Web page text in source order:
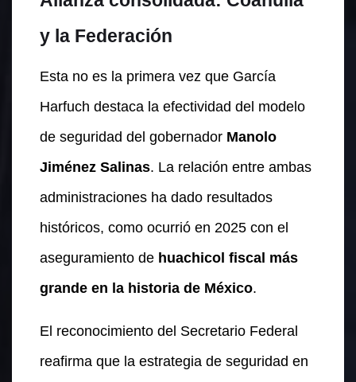
y la Federación
Esta no es la primera vez que García
Harfuch destaca la efectividad del modelo
de seguridad del gobernador Manolo
Jiménez Salinas. La relación entre ambas
administraciones ha dado resultados
históricos, como ocurrió en 2025 con el
aseguramiento de huachicol fiscal más
grande en la historia de México.
El reconocimiento del Secretario Federal
reafirma que la estrategia de seguridad en